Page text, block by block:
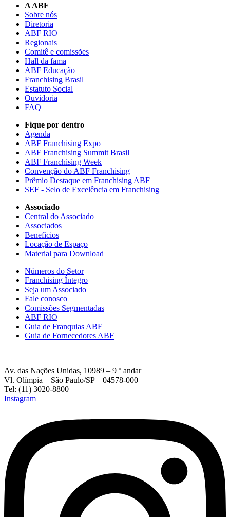
A ABF
Sobre nós
Diretoria
ABF RIO
Regionais
Comitê e comissões
Hall da fama
ABF Educação
Franchising Brasil
Estatuto Social
Ouvidoria
FAQ
Fique por dentro
Agenda
ABF Franchising Expo
ABF Franchising Summit Brasil
ABF Franchising Week
Convenção do ABF Franchising
Prêmio Destaque em Franchising ABF
SEF - Selo de Excelência em Franchising
Associado
Central do Associado
Associados
Beneficios
Locação de Espaço
Material para Download
Números do Setor
Franchising Íntegro
Seja um Associado
Fale conosco
Comissões Segmentadas
ABF RIO
Guia de Franquias ABF
Guia de Fornecedores ABF
Av. das Nações Unidas, 10989 – 9 º andar
Vl. Olímpia – São Paulo/SP – 04578-000
Tel: (11) 3020-8800
Instagram